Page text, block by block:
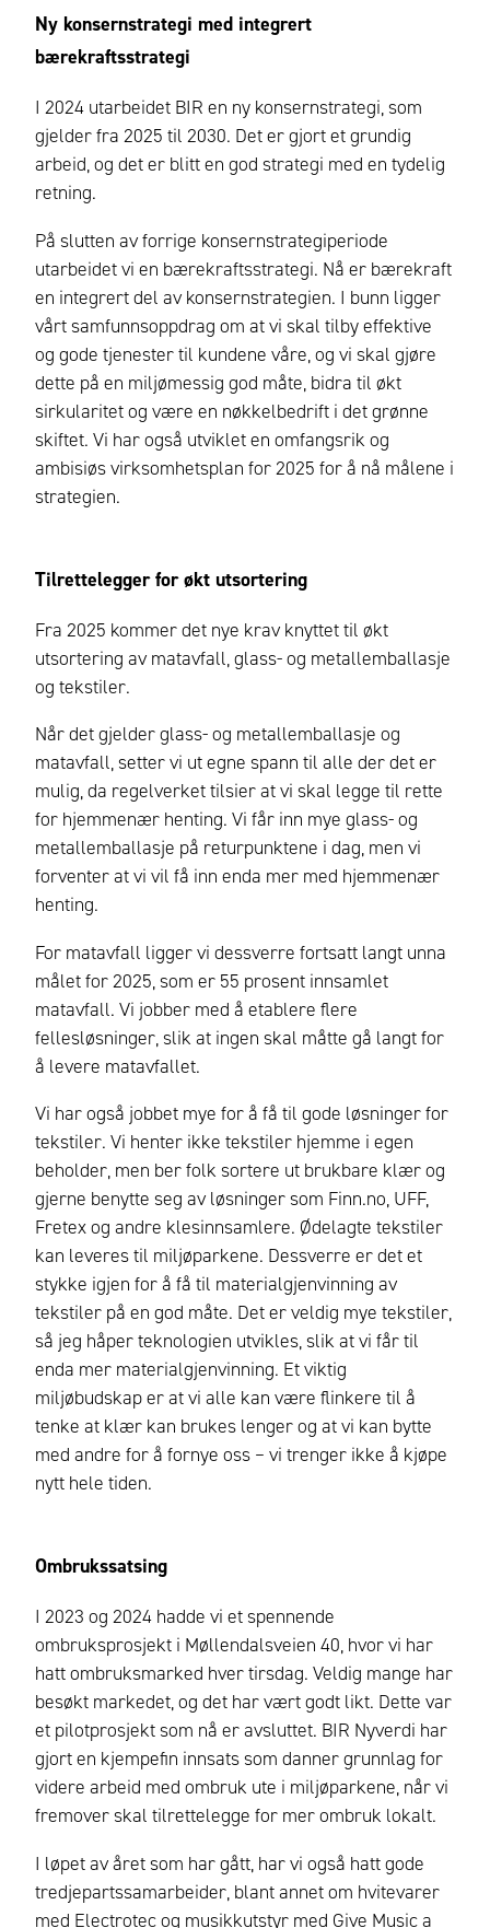
Ny konsernstrategi med integrert
bærekraftsstrategi
I 2024 utarbeidet BIR en ny konsernstrategi, som
gjelder fra 2025 til 2030. Det er gjort et grundig
arbeid, og det er blitt en god strategi med en tydelig
retning.
På slutten av forrige konsernstrategiperiode
utarbeidet vi en bærekraftsstrategi. Nå er bærekraft
en integrert del av konsernstrategien. I bunn ligger
vårt samfunnsoppdrag om at vi skal tilby effektive
og gode tjenester til kundene våre, og vi skal gjøre
dette på en miljømessig god måte, bidra til økt
sirkularitet og være en nøkkelbedrift i det grønne
skiftet. Vi har også utviklet en omfangsrik og
ambisiøs virksomhetsplan for 2025 for å nå målene i
strategien.
Tilrettelegger for økt utsortering
Fra 2025 kommer det nye krav knyttet til økt
utsortering av matavfall, glass- og metallemballasje
og tekstiler.
Når det gjelder glass- og metallemballasje og
matavfall, setter vi ut egne spann til alle der det er
mulig, da regelverket tilsier at vi skal legge til rette
for hjemmenær henting. Vi får inn mye glass- og
metallemballasje på returpunktene i dag, men vi
forventer at vi vil få inn enda mer med hjemmenær
henting.
For matavfall ligger vi dessverre fortsatt langt unna
målet for 2025, som er 55 prosent innsamlet
matavfall. Vi jobber med å etablere flere
fellesløsninger, slik at ingen skal måtte gå langt for
å levere matavfallet.
Vi har også jobbet mye for å få til gode løsninger for
tekstiler. Vi henter ikke tekstiler hjemme i egen
beholder, men ber folk sortere ut brukbare klær og
gjerne benytte seg av løsninger som Finn.no, UFF,
Fretex og andre klesinnsamlere. Ødelagte tekstiler
kan leveres til miljøparkene. Dessverre er det et
stykke igjen for å få til materialgjenvinning av
tekstiler på en god måte. Det er veldig mye tekstiler,
så jeg håper teknologien utvikles, slik at vi får til
enda mer materialgjenvinning. Et viktig
miljøbudskap er at vi alle kan være flinkere til å
tenke at klær kan brukes lenger og at vi kan bytte
med andre for å fornye oss – vi trenger ikke å kjøpe
nytt hele tiden.
Ombrukssatsing
I 2023 og 2024 hadde vi et spennende
ombruksprosjekt i Møllendalsveien 40, hvor vi har
hatt ombruksmarked hver tirsdag. Veldig mange har
besøkt markedet, og det har vært godt likt. Dette var
et pilotprosjekt som nå er avsluttet. BIR Nyverdi har
gjort en kjempefin innsats som danner grunnlag for
videre arbeid med ombruk ute i miljøparkene, når vi
fremover skal tilrettelegge for mer ombruk lokalt.
I løpet av året som har gått, har vi også hatt gode
tredjepartssamarbeider, blant annet om hvitevarer
med Electrotec og musikkutstyr med Give Music a